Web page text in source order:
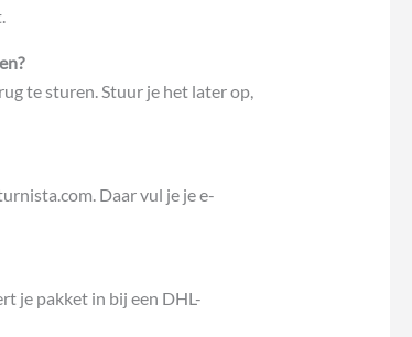
te sturen. Stuur je het later op,
Daar vul je je e-
je pakket in bij een DHL-